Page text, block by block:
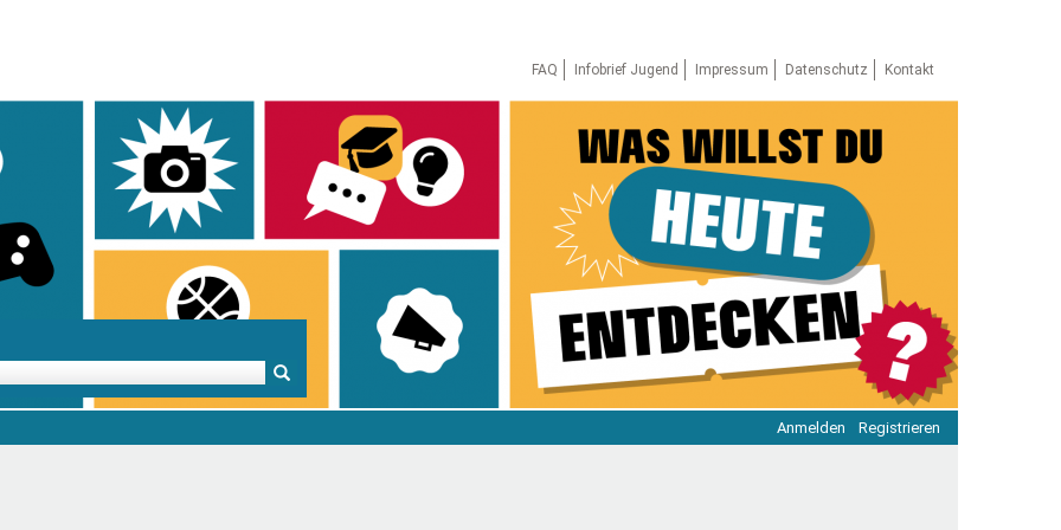
FAQ
Infobrief Jugend Impressum Datenschutz Kontakt
Anmelden Registrieren